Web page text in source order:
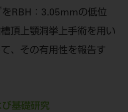
をRBH：3.05mmの低位
頂上顎洞挙上手術を用い
、その有用性を報告す
基礎研究